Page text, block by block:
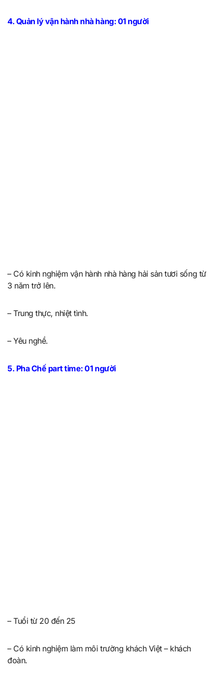
4. Quản lý vận hành nhà hàng: 01 người
– Có kinh nghiệm vận hành nhà hàng hải sản tươi sống từ
3 năm trở lên.
– Trung thực, nhiệt tình.
– Yêu nghề.
5. Pha Chế part time: 01 người
– Tuổi từ 20 đến 25
– Có kinh nghiệm làm môi trường khách Việt – khách
đoàn.